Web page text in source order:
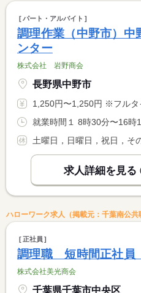
パート・アルバイト
調理作業（中野市）中
ンター
株式会社 岩野商会
長野県中野市
1,250円〜1,250円 ※フルタイム求人の場合は月額（換
土曜日，日曜日，祝日，そ
求人詳細を見る
ハローワーク求人（掲載元：千葉南公共
正社員
調理職 短時間正社員
株式会社美光商会
千葉県千葉市中央区